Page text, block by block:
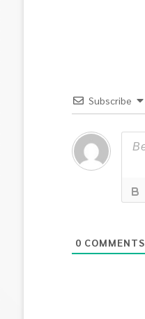
Subscribe
0 COMMENTS